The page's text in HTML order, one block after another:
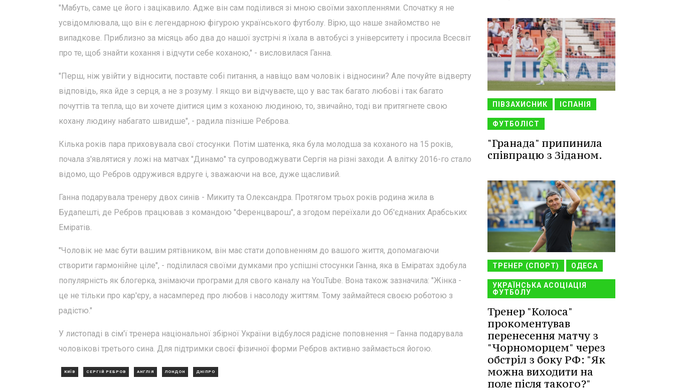
"Мабуть, саме це його і зацікавило. Адже він сам поділився зі мною своїми захопленнями. Спочатку я не
усвідомлювала, що він є легендарною фігурою українського футболу. Вірю, що наше знайомство не
випадкове. Приблизно за місяць або два до нашої зустрічі я їхала в автобусі з університету і просила Всесвіт
про те, щоб знайти кохання і відчути себе коханою," - висловилася Ганна.
"Перш, ніж увійти у відносити, поставте собі питання, а навіщо вам чоловік і відносини? Але почуйте відверту
відповідь, яка йде з серця, а не з розуму. І якщо ви відчуваєте, що у вас так багато любові і так багато
почуттів та тепла, що ви хочете діитися цим з коханою людиною, то, звичайно, тоді ви притягнете свою
кохану людину набагато швидше", - радила пізніше Реброва.
Кілька років пара приховувала свої стосунки. Потім шатенка, яка була молодша за коханого на 15 років,
почала з'являтися у ложі на матчах "Динамо" та супроводжувати Сергія на різні заходи. А влітку 2016-го стало
відомо, що Ребров одружився вдруге і, зважаючи на все, дуже щасливий.
Ганна подарувала тренеру двох синів - Микиту та Олександра. Протягом трьох років родина жила в
Будапешті, де Ребров працював з командою "Ференцварош", а згодом переїхали до Об'єднаних Арабських
Еміратів.
"Чоловік не має бути вашим рятівником, він має стати доповненням до вашого життя, допомагаючи
створити гармонійне ціле", - поділилася своїми думками про успішні стосунки Ганна, яка в Еміратах здобула
популярність як блогерка, знімаючи програми для свого каналу на YouTube. Вона також зазначила: "Жінка -
це не тільки про кар'єру, а насамперед про любов і насолоду життям. Тому займайтеся своєю роботою з
радістю."
У листопаді в сім'ї тренера національної збірної України відбулося радісне поповнення – Ганна подарувала
чоловікові третього сина. Для підтримки своєї фізичної форми Ребров активно займається йогою.
КИЇВ СЕРГІЙ РЕБРОВ АНГЛІЯ ЛОНДОН ДНІПРО
ПІВЗАХИСНИК ІСПАНІЯ
ФУТБОЛІСТ
"Гранада" припинила
співпрацю з Зіданом.
ТРЕНЕР (СПОРТ) ОДЕСА
УКРАЇНСЬКА АСОЦІАЦІЯ
ФУТБОЛУ
Тренер "Колоса"
прокоментував
перенесення матчу з
"Чорноморцем" через
обстріл з боку РФ: "Як
можна виходити на
поле після такого?"